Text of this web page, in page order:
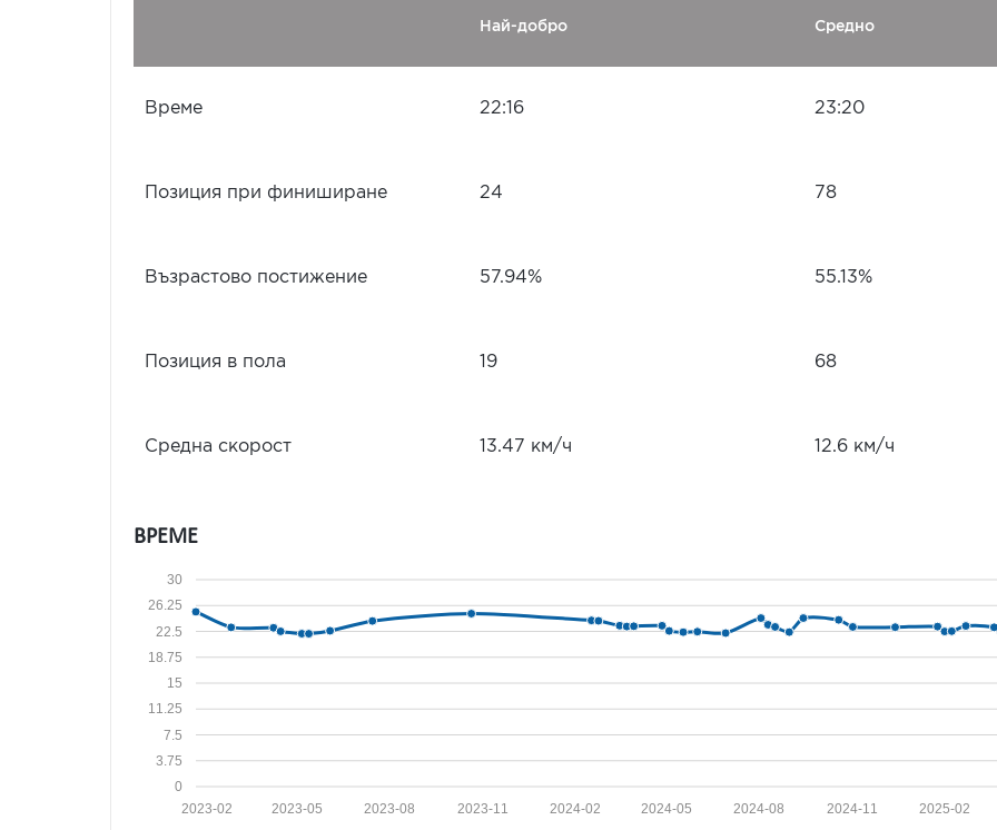
Най-добро Средно
Време 22:16 23:20
Позиция при финиширане 24 78
Възрастово постижение 57.94% 55.13%
Позиция в пола 19 68
Средна скорост 13.47 км/ч 12.6 км/ч
ВРЕМЕ
0
3.75
7.5
11.25
15
18.75
22.5
26.25
30
2025-02
2024-11
2024-08
2024-05
2024-02
2023-11
2023-08
2023-05
2023-02